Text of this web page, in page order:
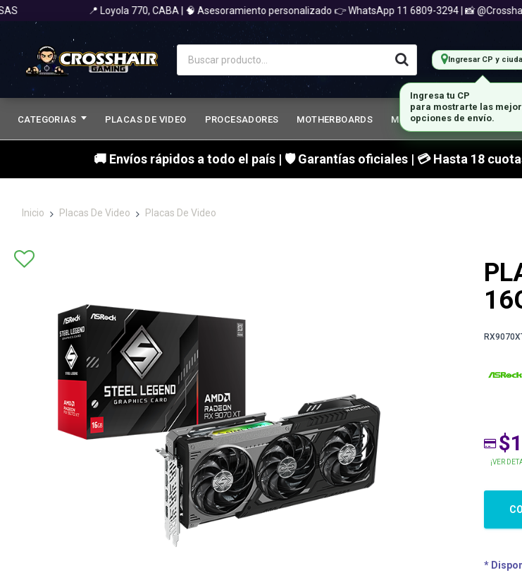
📍 Loyola 770, CABA | 🧠 Asesoramiento personalizado 👉 WhatsApp 11 6809-3294 | 📸
Ingresar CP y
CATEGORIAS PLACAS DE VIDEO PROCESADORES MOTHERBOARDS MEMORIA RAM
🚚 Envíos rápidos a todo el país | 🛡 Garantías oficiales | 💳 Hasta 18
Inicio Placas De Video Placas De Video
¡VER
*